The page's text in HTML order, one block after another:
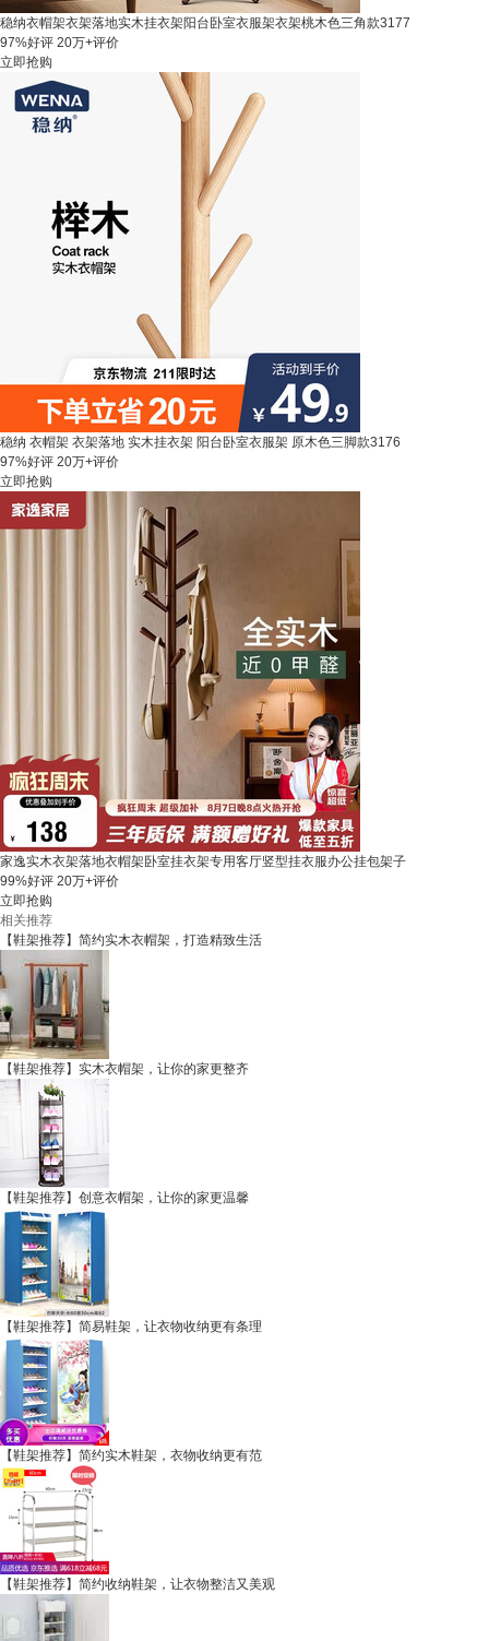
稳纳衣帽架衣架落地实木挂衣架阳台卧室衣服架衣架桃木色三角款3177
97%好评 20万+评价
立即抢购
稳纳 衣帽架 衣架落地 实木挂衣架 阳台卧室衣服架 原木色三脚款3176
97%好评 20万+评价
立即抢购
家逸实木衣架落地衣帽架卧室挂衣架专用客厅竖型挂衣服办公挂包架子
99%好评 20万+评价
立即抢购
相关推荐
【鞋架推荐】简约实木衣帽架，打造精致生活
【鞋架推荐】实木衣帽架，让你的家更整齐
【鞋架推荐】创意衣帽架，让你的家更温馨
【鞋架推荐】简易鞋架，让衣物收纳更有条理
【鞋架推荐】简约实木鞋架，衣物收纳更有范
【鞋架推荐】简约收纳鞋架，让衣物整洁又美观